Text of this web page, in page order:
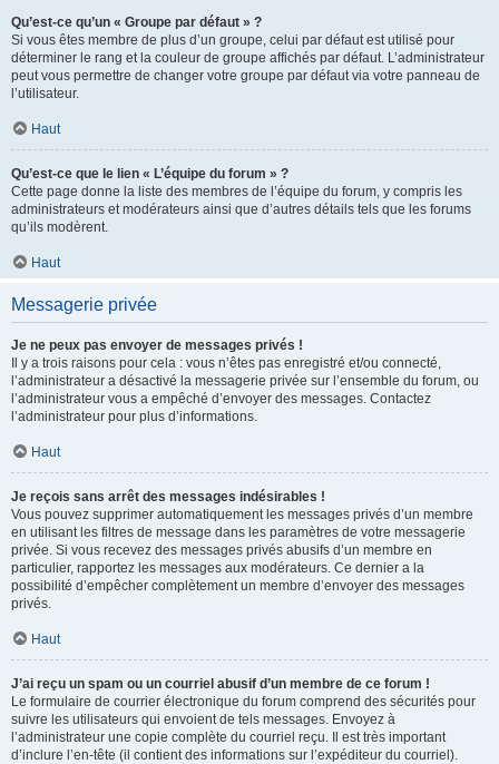
Qu’est-ce qu’un « Groupe par défaut » ?
Si vous êtes membre de plus d’un groupe, celui par défaut est utilisé pour
déterminer le rang et la couleur de groupe affichés par défaut. L’administrateur
peut vous permettre de changer votre groupe par défaut via votre panneau de
l’utilisateur.
Haut
Qu’est-ce que le lien « L’équipe du forum » ?
Cette page donne la liste des membres de l’équipe du forum, y compris les
administrateurs et modérateurs ainsi que d’autres détails tels que les forums
qu’ils modèrent.
Haut
Messagerie privée
Je ne peux pas envoyer de messages privés !
Il y a trois raisons pour cela : vous n’êtes pas enregistré et/ou connecté,
l’administrateur a désactivé la messagerie privée sur l’ensemble du forum, ou
l’administrateur vous a empêché d’envoyer des messages. Contactez
l’administrateur pour plus d’informations.
Haut
Je reçois sans arrêt des messages indésirables !
Vous pouvez supprimer automatiquement les messages privés d’un membre
en utilisant les filtres de message dans les paramètres de votre messagerie
privée. Si vous recevez des messages privés abusifs d’un membre en
particulier, rapportez les messages aux modérateurs. Ce dernier a la
possibilité d’empêcher complètement un membre d’envoyer des messages
privés.
Haut
J’ai reçu un spam ou un courriel abusif d’un membre de ce forum !
Le formulaire de courrier électronique du forum comprend des sécurités pour
suivre les utilisateurs qui envoient de tels messages. Envoyez à
l’administrateur une copie complète du courriel reçu. Il est très important
d’inclure l’en-tête (il contient des informations sur l’expéditeur du courriel).